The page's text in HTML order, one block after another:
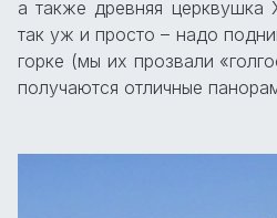
а также древняя церквушка
так уж и просто – надо
горке (мы их прозвали
получаются отличные